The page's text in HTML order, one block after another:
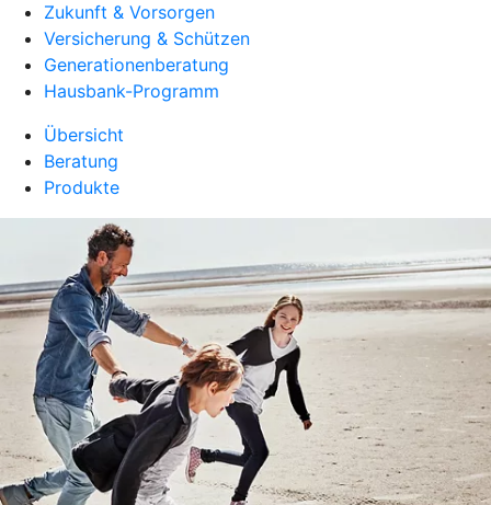
Zukunft & Vorsorgen
Versicherung & Schützen
Generationenberatung
Hausbank-Programm
Übersicht
Beratung
Produkte